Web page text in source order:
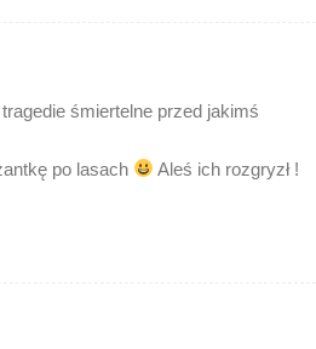
śmiertelne przed jakimś
po lasach
Aleś ich rozgryzł !